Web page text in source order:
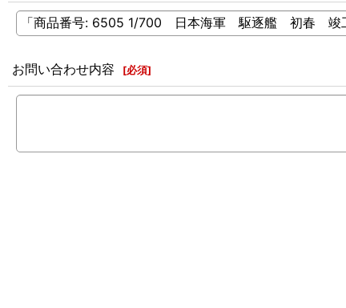
お問い合わせ内容 [必須]